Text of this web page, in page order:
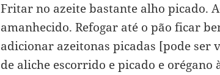
Fritar no azeite bastante alho picado.
amanhecido. Refogar até o pão ficar
adicionar azeitonas picadas [pode ser
de aliche escorrido e picado e orégano